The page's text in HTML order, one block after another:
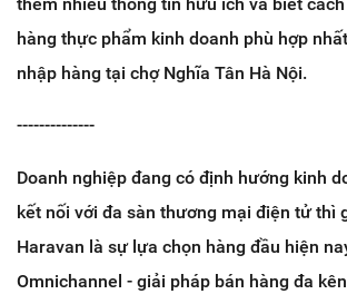
hàng thực phẩm kinh doanh phù hợp
nhập hàng tại chợ Nghĩa Tân Hà Nội.
--------------
Doanh nghiệp đang có định hướng kinh
kết nối với đa sàn thương mại điện tử thì
Haravan là sự lựa chọn hàng đầu hiện
Omnichannel - giải pháp bán hàng đa